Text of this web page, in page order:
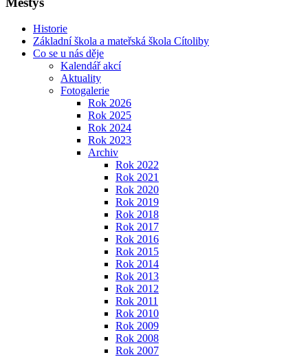
Historie
Základní škola a mateřská škola Cítoliby
Co se u nás děje
Kalendář akcí
Aktuality
Fotogalerie
Rok 2026
Rok 2025
Rok 2024
Rok 2023
Archiv
Rok 2022
Rok 2021
Rok 2020
Rok 2019
Rok 2018
Rok 2017
Rok 2016
Rok 2015
Rok 2014
Rok 2013
Rok 2012
Rok 2011
Rok 2010
Rok 2009
Rok 2008
Rok 2007